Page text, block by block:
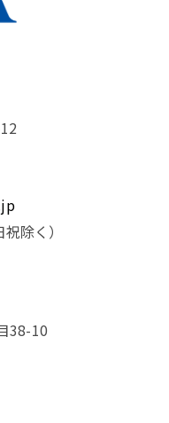
除く）
38-10